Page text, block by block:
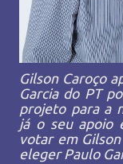
Gilson Caroço
Garcia do PT
projeto para a
já o seu apoio
votar em
eleger Paulo